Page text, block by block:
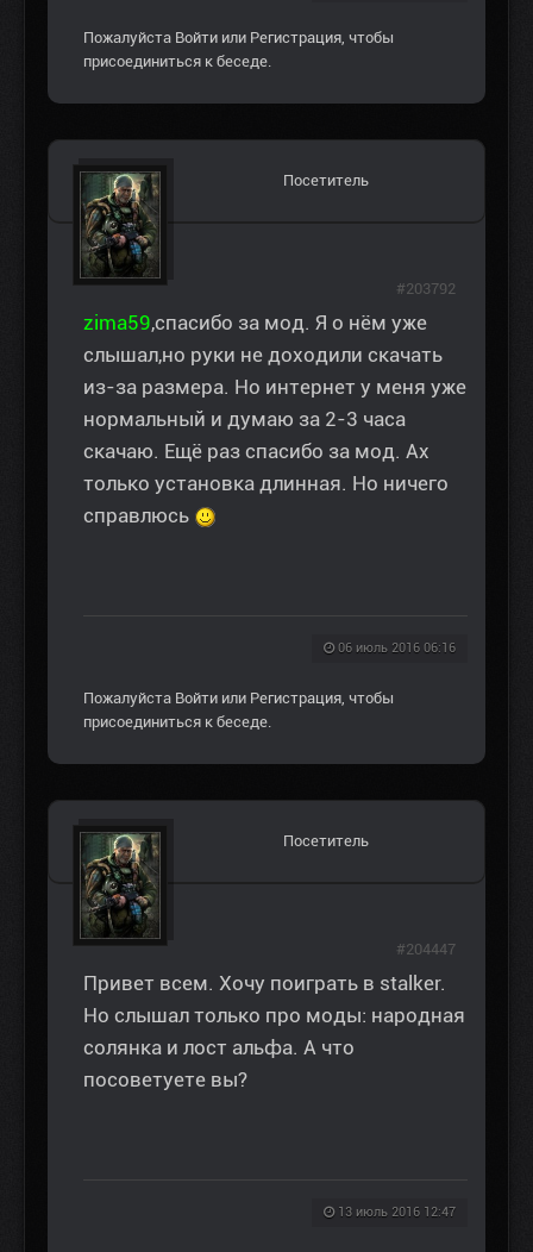
Пожалуйста Войти или Регистрация , чтобы
присоединиться к беседе.
Посетитель
zima59,спасибо за мод. Я о нём уже
слышал,но руки не доходили скачать
из-за размера. Но интернет у меня уже
нормальный и думаю за 2-3 часа
скачаю. Ещё раз спасибо за мод. Ах
только установка длинная. Но ничего
справлюсь
06 июль 2016 06:16
#203792
Пожалуйста Войти или Регистрация , чтобы
присоединиться к беседе.
Посетитель
Привет всем. Хочу поиграть в stalker.
Но слышал только про моды: народная
солянка и лост альфа. А что
посоветуете вы?
13 июль 2016 12:47
#204447